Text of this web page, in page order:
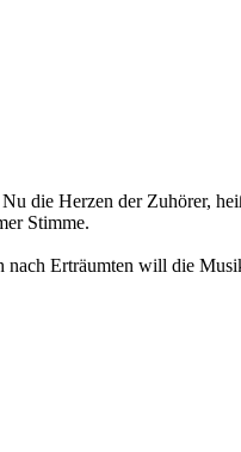
die Herzen der Zuhörer,
Stimme.
nach Erträumten will die